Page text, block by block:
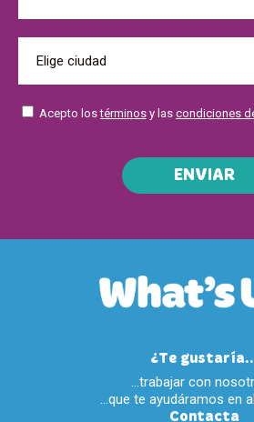
Acepto lostérminos y las condiciones
ENVIAR
¿Te
…trabajar con
…que te ayudáramos en
Contacta